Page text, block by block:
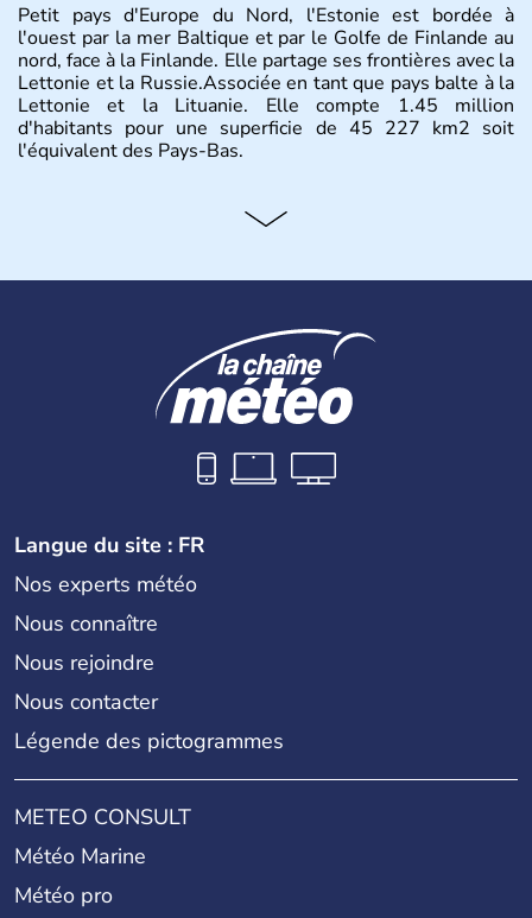
Petit pays d'Europe du Nord, l'Estonie est bordée à
l'ouest par la mer Baltique et par le Golfe de Finlande au
nord, face à la Finlande. Elle partage ses frontières avec la
Lettonie et la Russie.Associée en tant que pays balte à la
Lettonie et la Lituanie. Elle compte 1.45 million
d'habitants pour une superficie de 45 227 km2 soit
l'équivalent des Pays-Bas.
Langue du site : FR
Nos experts météo
Nous connaître
Nous rejoindre
Nous contacter
Légende des pictogrammes
METEO CONSULT
Météo Marine
Météo pro